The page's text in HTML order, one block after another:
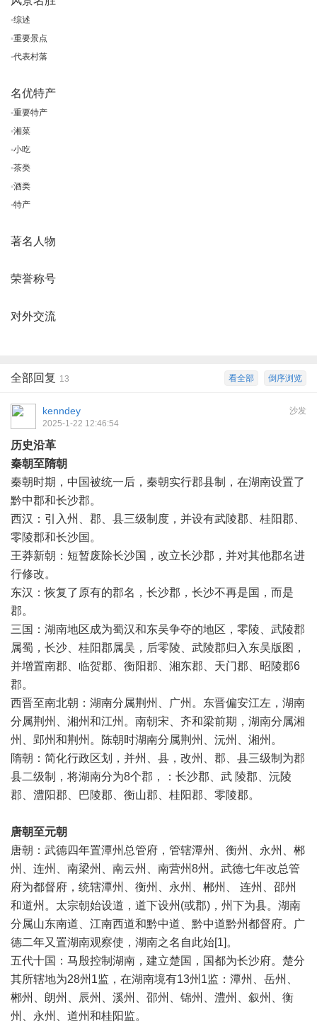
▪综述
▪重要景点
▪代表村落
名优特产
▪重要特产
▪湘菜
▪小吃
▪茶类
▪酒类
▪特产
著名人物
荣誉称号
对外交流
倒序浏览
看全部
全部回复 13
沙发
kenndey
2025-1-22 12:46:54
历史沿革
秦朝至隋朝
秦朝时期，中国被统一后，秦朝实行郡县制，在湖南设置了
黔中郡和长沙郡。
西汉：引入州、郡、县三级制度，并设有武陵郡、桂阳郡、
零陵郡和长沙国。
王莽新朝：短暂废除长沙国，改立长沙郡，并对其他郡名进
行修改。
东汉：恢复了原有的郡名，长沙郡，长沙不再是国，而是
郡。
三国：湖南地区成为蜀汉和东吴争夺的地区，零陵、武陵郡
属蜀，长沙、桂阳郡属吴，后零陵、武陵郡归入东吴版图，
并增置南郡、临贺郡、衡阳郡、湘东郡、天门郡、昭陵郡6
郡。
西晋至南北朝：湖南分属荆州、广州。东晋偏安江左，湖南
分属荆州、湘州和江州。南朝宋、齐和梁前期，湖南分属湘
州、郢州和荆州。陈朝时湖南分属荆州、沅州、湘州。
隋朝：简化行政区划，并州、县，改州、郡、县三级制为郡
县二级制，将湖南分为8个郡，：长沙郡、武 陵郡、沅陵
郡、澧阳郡、巴陵郡、衡山郡、桂阳郡、零陵郡。
唐朝至元朝
唐朝：武德四年置潭州总管府，管辖潭州、衡州、永州、郴
州、连州、南梁州、南云州、南营州8州。武德七年改总管
府为都督府，统辖潭州、衡州、永州、郴州、 连州、邵州
和道州。太宗朝始设道，道下设州(或郡)，州下为县。湖南
分属山东南道、江南西道和黔中道、黔中道黔州都督府。广
德二年又置湖南观察使，湖南之名自此始[1]。
五代十国：马殷控制湖南，建立楚国，国都为长沙府。楚分
其所辖地为28州1监，在湖南境有13州1监：潭州、岳州、
郴州、朗州、辰州、溪州、邵州、锦州、澧州、叙州、衡
州、永州、道州和桂阳监。